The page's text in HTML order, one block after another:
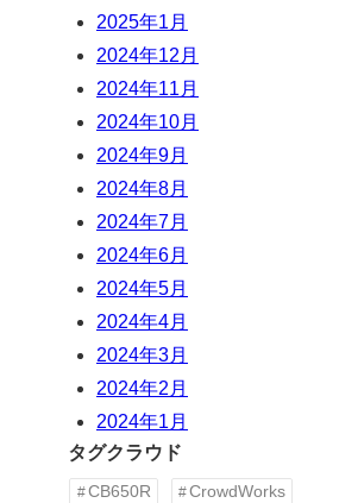
2025年1月
2024年12月
2024年11月
2024年10月
2024年9月
2024年8月
2024年7月
2024年6月
2024年5月
2024年4月
2024年3月
2024年2月
2024年1月
タグクラウド
CB650R
CrowdWorks